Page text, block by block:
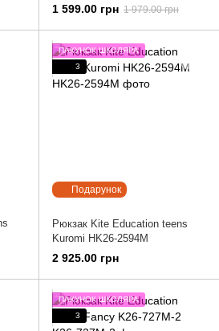
1 599.00 грн 1 979.00 грн
Подарунок
ПАКУНОК ШКОЛЯРА
3
Рюкзак Kite Education teens
Kuromi HK26-2594M
2 925.00 грн
ПАКУНОК ШКОЛЯРА
3